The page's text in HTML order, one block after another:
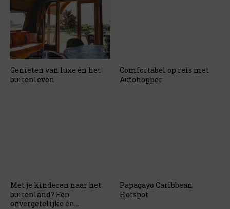
Genieten van luxe én het
buitenleven
Comfortabel op reis met
Autohopper
Met je kinderen naar het
buitenland? Een
onvergetelijke én
Papagayo Caribbean
Hotspot